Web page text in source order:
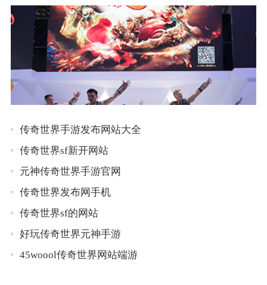
传奇世界手游发布网站大全
传奇世界sf新开网站
元神传奇世界手游官网
传奇世界发布网手机
传奇世界sf的网站
好玩传奇世界元神手游
45woool传奇世界网站端游